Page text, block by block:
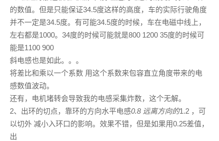
的数值。但是只能保证34.5度这样的高度，车的实际行驶角度
并不一定是34.5度。有可能34.5度的时候，车在电磁中线上，
左右都是1000。34度的时候可能就是800 1200 35度的时候可
能是1100 900
斜电感也是如此。。。
将差比和乘以一个系数 用这个系数来包容直立角度带来的电
感数值波动。
还有，电机堵转会导致我的电感采集炸数，这个无解。
2、出环的切点，靠环的方向水平电感0.8 远离方向的1.2 ，可
以切外 减小入环口的影响。效果不错，但是如果用0.25差值，
出